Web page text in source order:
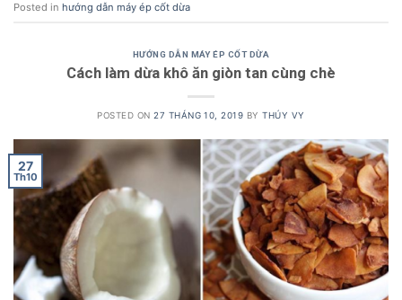
Posted in hướng dẫn máy ép cốt dừa
HƯỚNG DẪN MÁY ÉP CỐT DỪA
Cách làm dừa khô ăn giòn tan cùng chè
POSTED ON27 THÁNG 10, 2019 BYTHÚY VY
27
Th10